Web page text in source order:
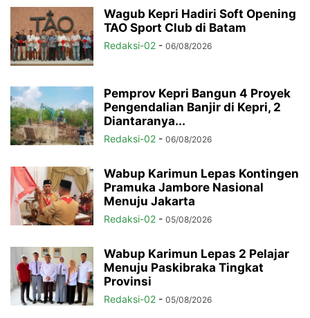
Wagub Kepri Hadiri Soft Opening
TAO Sport Club di Batam
Redaksi-02 - 06/08/2026
Pemprov Kepri Bangun 4 Proyek
Pengendalian Banjir di Kepri, 2
Diantaranya...
Redaksi-02 - 06/08/2026
Wabup Karimun Lepas Kontingen
Pramuka Jambore Nasional
Menuju Jakarta
Redaksi-02 - 05/08/2026
Wabup Karimun Lepas 2 Pelajar
Menuju Paskibraka Tingkat
Provinsi
Redaksi-02 - 05/08/2026